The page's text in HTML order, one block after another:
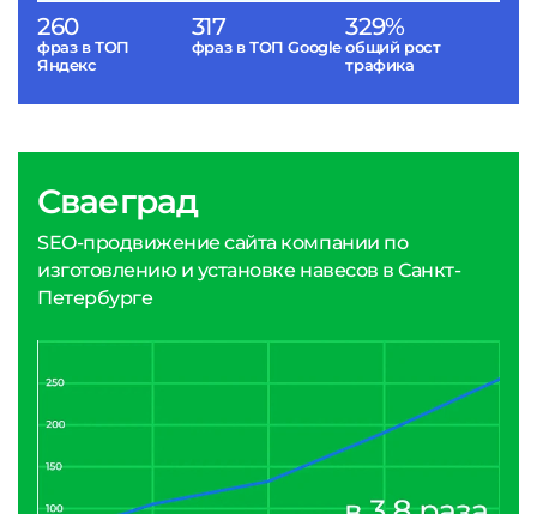
260
фраз в ТОП
Яндекс
317
фраз в ТОП Google
329%
общий рост
трафика
Сваеград
SEO-продвижение сайта компании по
изготовлению и установке навесов в Санкт-
Петербурге